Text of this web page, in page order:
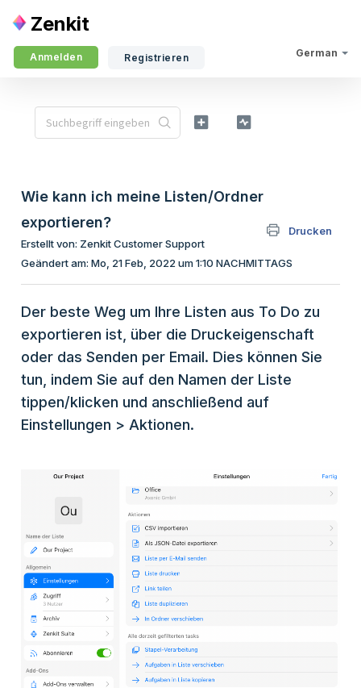
Zenkit
German
Anmelden Registrieren
Wie kann ich meine Listen/Ordner
exportieren?
Drucken
Erstellt von: Zenkit Customer Support
Geändert am: Mo, 21 Feb, 2022 um 1:10 NACHMITTAGS
Der beste Weg um Ihre Listen aus To Do zu
exportieren ist, über die Druckeigenschaft
oder das Senden per Email. Dies können Sie
tun, indem Sie auf den Namen der Liste
tippen/klicken und anschließend auf
Einstellungen > Aktionen.